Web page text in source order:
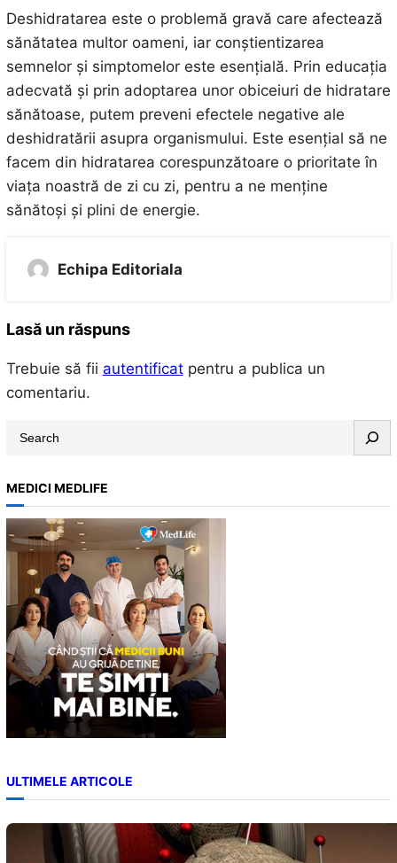
Deshidratarea este o problemă gravă care afectează
sănătatea multor oameni, iar conștientizarea
semnelor și simptomelor este esențială. Prin educația
adecvată și prin adoptarea unor obiceiuri de hidratare
sănătoase, putem preveni efectele negative ale
deshidratării asupra organismului. Este esențial să ne
facem din hidratarea corespunzătoare o prioritate în
viața noastră de zi cu zi, pentru a ne menține
sănătoși și plini de energie.
Echipa Editoriala
Lasă un răspuns
Trebuie să fii autentificatpentru a publica un
comentariu.
a
r
c
h
MEDICI MEDLIFE
ULTIMELE ARTICOLE